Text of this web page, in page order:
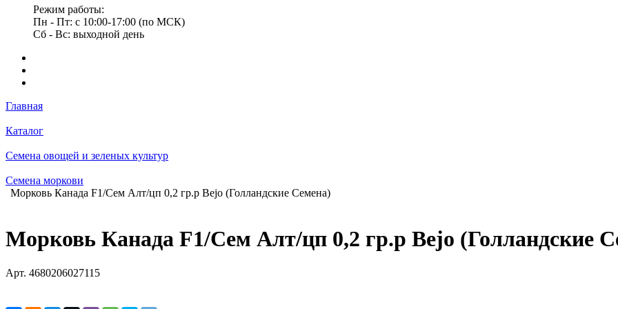
Режим работы:
Пн - Пт: с 10:00-17:00 (по МСК)
Сб - Вс: выходной день
Главная
Каталог
Семена овощей и зеленых культур
Семена моркови
Морковь Канада F1/Сем Алт/цп 0,2 гр.р Bejo (Голландские Семена)
Морковь Канада F1/Сем Алт/цп 0,2 гр.р Bejo (Голландские
Арт. 4680206027115